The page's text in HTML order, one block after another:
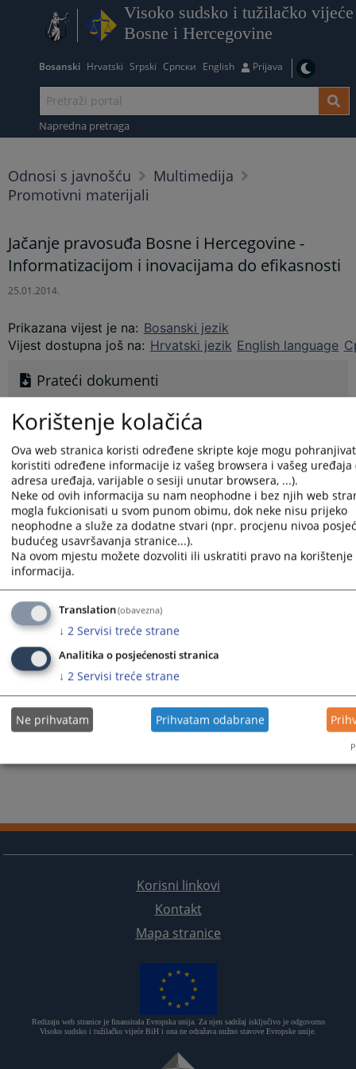
Visoko sudsko i tužilačko vijeće
Bosne i Hercegovine
Bosanski Hrvatski Srpski Српски English Prijava
Napredna pretraga
Odnosi s javnošću
Multimedija
Promotivni materijali
Jačanje pravosuđa Bosne i Hercegovine -
Informatizacijom i inovacijama do efikasnosti
25.01.2014.
Prikazana vijest je na: Bosanski jezik
Vijest dostupna još na: Hrvatski jezik English language
Prateći dokumenti
Informatizacijom i inovacijama do efikasnosti
15875PREGLEDA
Korisni linkovi
Kontakt
Mapa stranice
Redizajn web stranice je finansirala Evropska unija. Za njen sadržaj isključivo je odgovorno
Visoko sudsko i tužilačko vijeće BiH i ona ne odražava nužno stavove Evropske unije.
Korištenje kolačića
Ova web stranica koristi određene skripte koje mogu
koristiti određene informacije iz vašeg browsera i vašeg uređaja
adresa uređaja, varijable o sesiji unutar browsera, ...).
Neke od ovih informacija su nam neophodne i bez njih web
mogla fukcionisati u svom punom obimu, dok neke nisu prijeko
neophodne a služe za dodatne stvari (npr. procjenu nivoa
budućeg usavršavanja stranice...).
Na ovom mjestu možete dozvoliti ili uskratiti pravo na
informacija.
Translation(obavezna)
↓ 2 Servisi treće strane
Analitika o posjećenosti stranica
↓ 2 Servisi treće strane
Ne prihvatam Prihvatam odabrane